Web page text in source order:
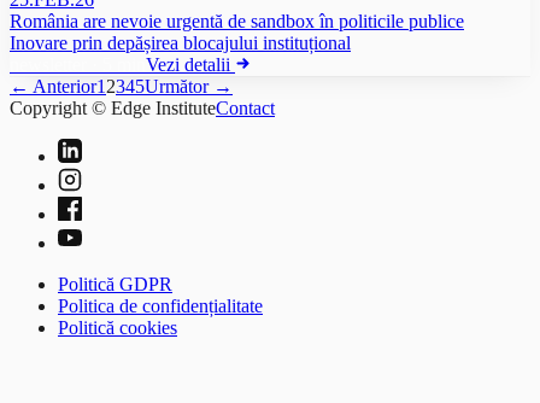
România are nevoie urgentă de sandbox în politicile publice
Inovare prin depășirea blocajului instituțional
Vezi detalii
← Anterior1 2345Următor →
Copyright © Edge InstituteContact
Politică GDPR
Politica de confidențialitate
Politică cookies